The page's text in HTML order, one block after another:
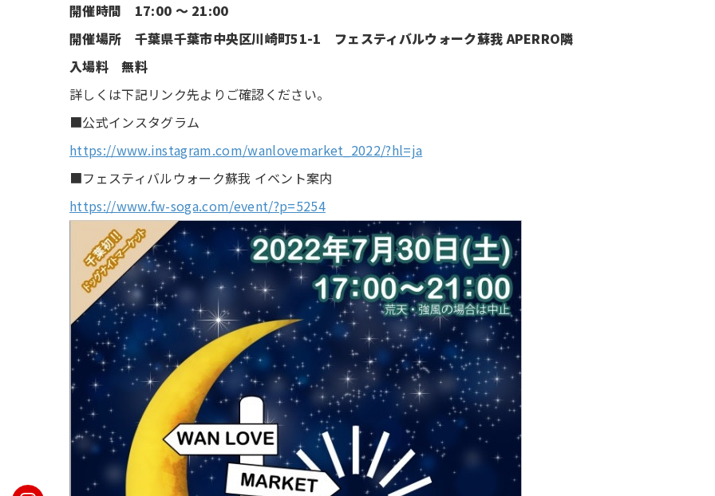
開催時間 17:00 ～ 21:00
開催場所 千葉県千葉市中央区川崎町51-1 フェスティバルウォーク蘇我 APERRO隣
入場料 無料
詳しくは下記リンク先よりご確認ください。
■公式インスタグラム
https://www.instagram.com/wanlovemarket_2022/?hl=ja
■フェスティバルウォーク蘇我 イベント案内
https://www.fw-soga.com/event/?p=5254